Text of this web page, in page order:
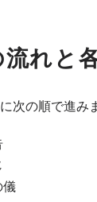
れと
次の順で進み
儀